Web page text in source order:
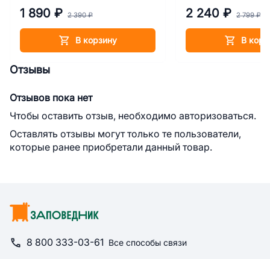
1 890 ₽ 2 390 ₽
В корзину
2 240 ₽ 2 799 ₽
В
Отзывы
Отзывов пока нет
Чтобы оставить отзыв, необходимо авторизоваться.
Оставлять отзывы могут только те пользователи,
которые ранее приобретали данный товар.
8 800 333-03-61 Все способы связи